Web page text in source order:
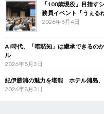
「100歳現役」目指
務員イベント「うぇる
2026年8月4日
AI時代、「暗黙知」は継承できるの
ル
2026年8月3日
紀伊勝浦の魅力を堪能 ホテル浦島
2026年8月3日